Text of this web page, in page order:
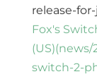
release-
Fox's
switch-2-